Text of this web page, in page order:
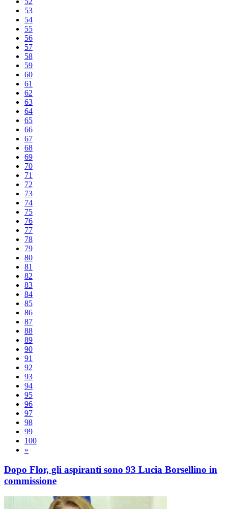
53
54
55
56
57
58
59
60
61
62
63
64
65
66
67
68
69
70
71
72
73
74
75
76
77
78
79
80
81
82
83
84
85
86
87
88
89
90
91
92
93
94
95
96
97
98
99
100
»
Dopo Flor, gli aspiranti sono 93 Lucia Borsellino in
commissione